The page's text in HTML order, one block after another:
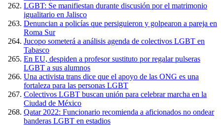
LGBT: Se manifiestan durante discusión por el matrimonio
igualitario en Jalisco
Denuncian a policías que persiguieron y golpearon a pareja en
Roma Sur
Jucopo someterá a análisis agenda de colectivos LGBT en
Tabasco
En EU, despiden a profesor sustituto por regalar pulseras
LGBT a sus alumnos
Una activista trans dice que el apoyo de las ONG es una
fortaleza para las personas LGBT
Colectivos LGBT buscan unión para celebrar marcha en la
Ciudad de México
Qatar 2022: Funcionario recomienda a aficionados no ondear
banderas LGBT en estadios